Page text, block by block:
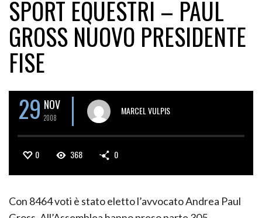
SPORT EQUESTRI – PAUL
GROSS NUOVO PRESIDENTE
FISE
29 NOV
Con 8464 voti è stato eletto l’avvocato Andrea Paul